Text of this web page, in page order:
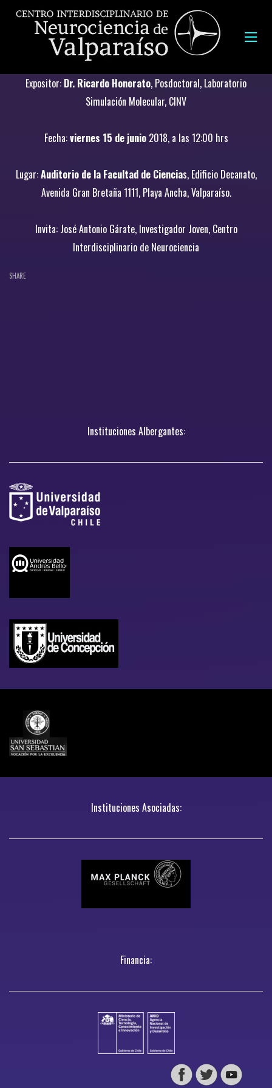
Expositor: Dr. Ricardo Honorato, Posdoctoral, Laboratorio
Simulación Molecular, CINV
Fecha:viernes 15 de junio 2018, a las 12:00 hrs
Lugar:Auditorio de la Facultad de Ciencias, Edificio Decanato,
Avenida Gran Bretaña 1111, Playa Ancha, Valparaíso.
Invita: José Antonio Gárate, Investigador Joven, Centro
Interdisciplinario de Neurociencia
SHARE
Instituciones Albergantes:
Instituciones Asociadas:
Financia: